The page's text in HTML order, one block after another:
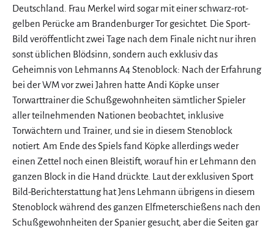
Deutschland. Frau Merkel wird sogar mit einer schwarz-rot-
gelben Perücke am Brandenburger Tor gesichtet. Die Sport-
Bild veröffentlicht zwei Tage nach dem Finale nicht nur ihren
sonst üblichen Blödsinn, sondern auch exklusiv das
Geheimnis von Lehmanns A4 Stenoblock: Nach der Erfahrung
bei der WM vor zwei Jahren hatte Andi Köpke unser
Torwarttrainer die Schußgewohnheiten sämtlicher Spieler
aller teilnehmenden Nationen beobachtet, inklusive
Torwächtern und Trainer, und sie in diesem Stenoblock
notiert. Am Ende des Spiels fand Köpke allerdings weder
einen Zettel noch einen Bleistift, worauf hin er Lehmann den
ganzen Block in die Hand drückte. Laut der exklusiven Sport
Bild-Berichterstattung hat Jens Lehmann übrigens in diesem
Stenoblock während des ganzen Elfmeterschießens nach den
Schußgewohnheiten der Spanier gesucht, aber die Seiten gar